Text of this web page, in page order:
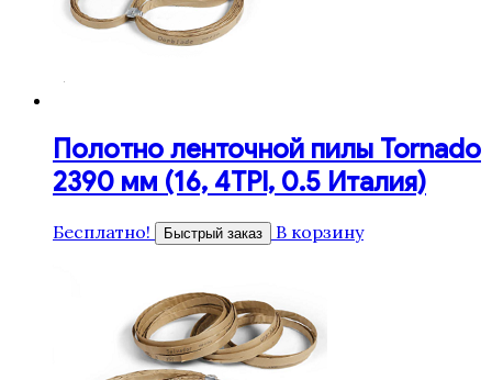
Полотно ленточной пилы Tornado
2390 мм (16, 4TPI, 0.5 Италия)
Бесплатно! Быстрый заказ В корзину